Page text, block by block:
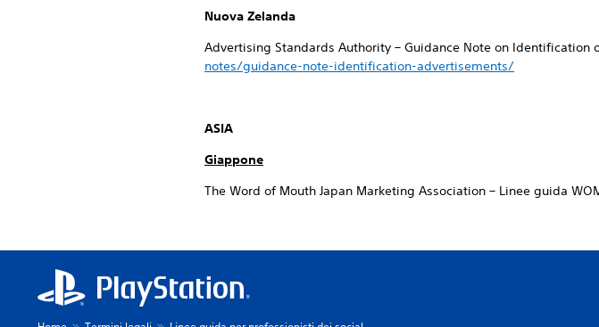
Nuova Zelanda
Advertising Standards Authority – Guidance Note on Identification
notes/guidance-note-identification-advertisements/
ASIA
Giappone
The Word of Mouth Japan Marketing Association – Linee guida